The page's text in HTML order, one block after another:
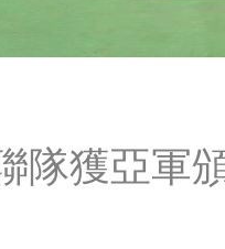
隊獲亞軍